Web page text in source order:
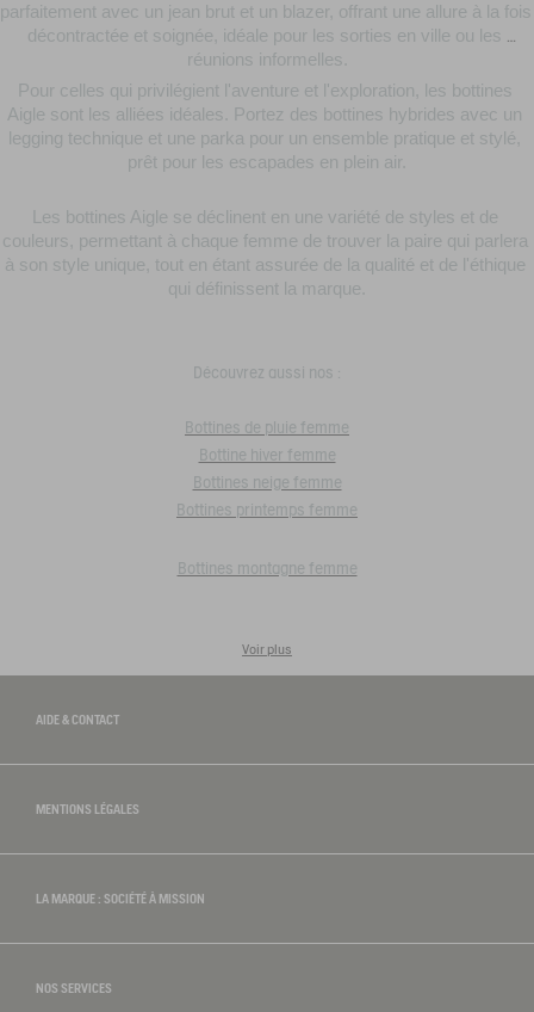
parfaitement avec un jean brut et un blazer, offrant une allure à la fois
décontractée et soignée, idéale pour les sorties en ville ou les
réunions informelles.
Pour celles qui privilégient l'aventure et l'exploration, les bottines
Aigle sont les alliées idéales. Portez des bottines hybrides avec un
legging technique et une parka pour un ensemble pratique et stylé,
prêt pour les escapades en plein air.
Les bottines Aigle se déclinent en une variété de styles et de
couleurs, permettant à chaque femme de trouver la paire qui parlera
à son style unique, tout en étant assurée de la qualité et de l'éthique
qui définissent la marque.
Découvrez aussi nos :
Bottines de pluie femme
Bottine hiver femme
Bottines neige femme
Bottines printemps femme
Bottines montagne femme
Voir plus
AIDE & CONTACT
MENTIONS LÉGALES
LA MARQUE : SOCIÉTÉ À MISSION
NOS SERVICES